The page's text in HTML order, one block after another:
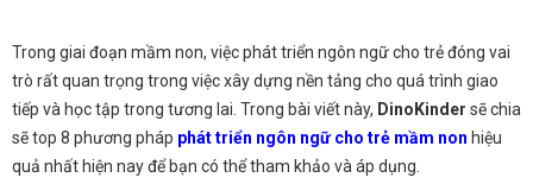
Trong giai đoạn mầm non, việc phát triển ngôn ngữ cho trẻ đóng vai
trò rất quan trọng trong việc xây dựng nền tảng cho quá trình giao
tiếp và học tập trong tương lai. Trong bài viết này, DinoKinder sẽ chia
sẽ top 8 phương pháp phát triển ngôn ngữ cho trẻ mầm non hiệu
quả nhất hiện nay để bạn có thể tham khảo và áp dụng.